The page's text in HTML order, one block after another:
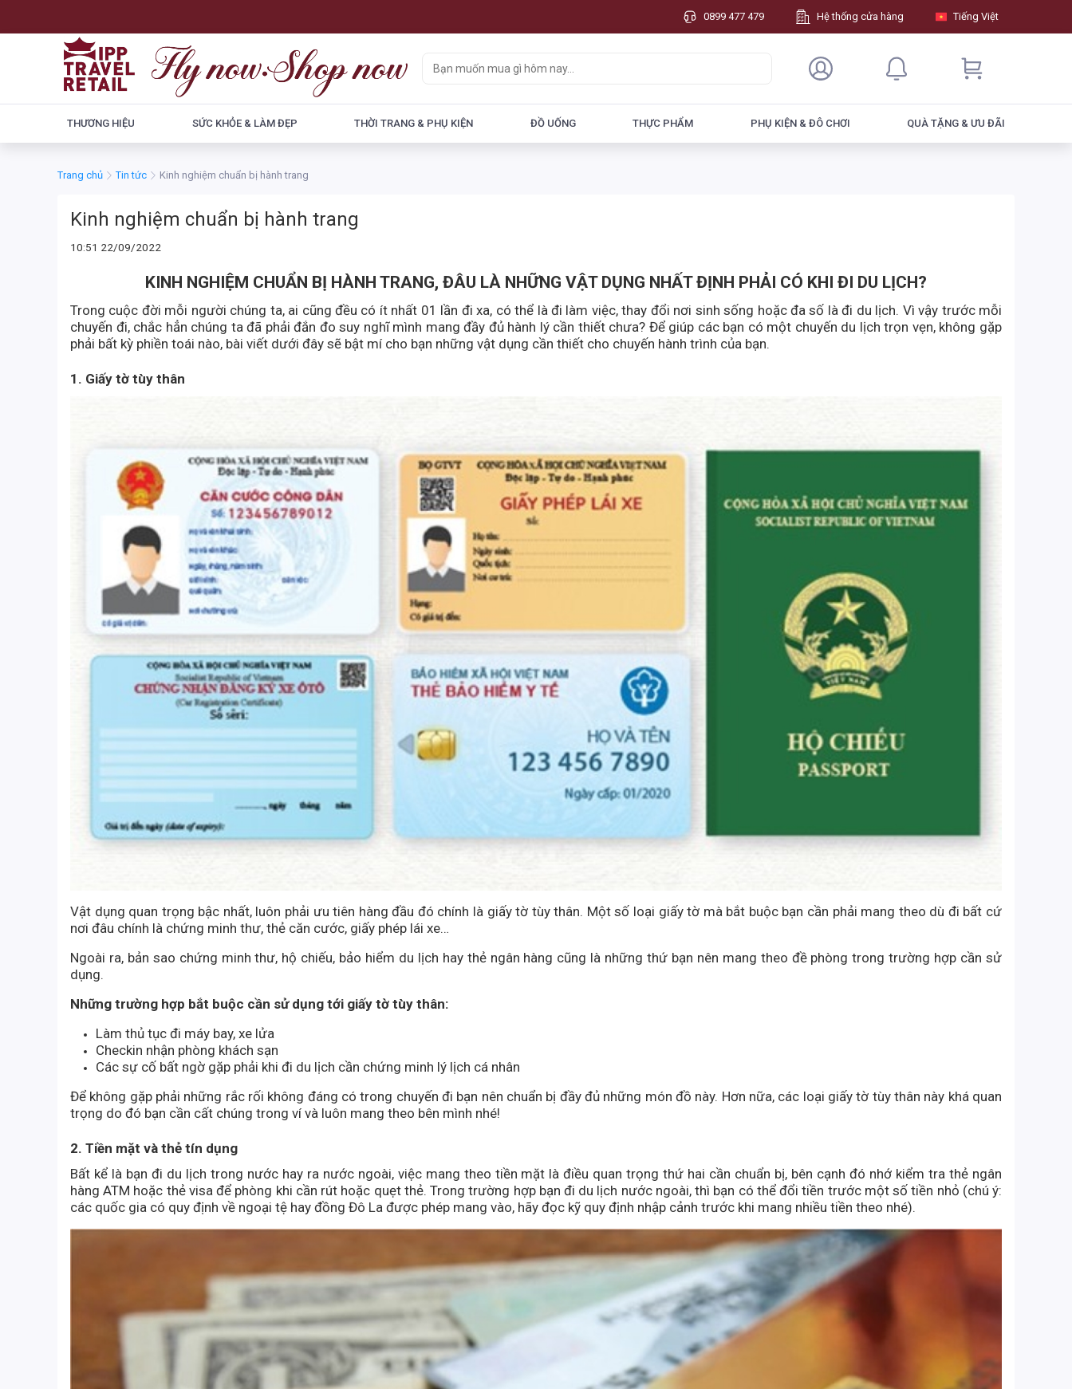
0899 477 479 Hệ thống cửa hàng Tiếng Việt
THƯƠNG HIỆU SỨC KHỎE & LÀM ĐẸP THỜI TRANG & PHỤ KIỆN ĐỒ UỐNG THỰC PHẨM PHỤ KIỆN & ĐÔ CHƠI QUÀ TẶNG & ƯU ĐÃI
Trang chủ Tin tức Kinh nghiệm chuẩn bị hành trang
Kinh nghiệm chuẩn bị hành trang
10:51 22/09/2022
KINH NGHIỆM CHUẨN BỊ HÀNH TRANG, ĐÂU LÀ NHỮNG VẬT DỤNG NHẤT ĐỊNH PHẢI CÓ KHI ĐI DU LỊCH?
Trong cuộc đời mỗi người chúng ta, ai cũng đều có ít nhất 01 lần đi xa, có thể là đi làm việc, thay đổi nơi sinh sống hoặc đa số là đi du lịch. Vì vậy trước mỗi
chuyến đi, chắc hẳn chúng ta đã phải đắn đo suy nghĩ mình mang đầy đủ hành lý cần thiết chưa? Để giúp các bạn có một chuyến du lịch trọn vẹn, không gặp
phải bất kỳ phiền toái nào, bài viết dưới đây sẽ bật mí cho bạn những vật dụng cần thiết cho chuyến hành trình của bạn.
1. Giấy tờ tùy thân
Vật dụng quan trọng bậc nhất, luôn phải ưu tiên hàng đầu đó chính là giấy tờ tùy thân. Một số loại giấy tờ mà bắt buộc bạn cần phải mang theo dù đi bất cứ
nơi đâu chính là chứng minh thư, thẻ căn cước, giấy phép lái xe…
Ngoài ra, bản sao chứng minh thư, hộ chiếu, bảo hiểm du lịch hay thẻ ngân hàng cũng là những thứ bạn nên mang theo đề phòng trong trường hợp cần sử
dụng.
Những trường hợp bắt buộc cần sử dụng tới giấy tờ tùy thân:
Làm thủ tục đi máy bay, xe lửa
Checkin nhận phòng khách sạn
Các sự cố bất ngờ gặp phải khi đi du lịch cần chứng minh lý lịch cá nhân
Để không gặp phải những rắc rối không đáng có trong chuyến đi bạn nên chuẩn bị đầy đủ những món đồ này. Hơn nữa, các loại giấy tờ tùy thân này khá quan
trọng do đó bạn cần cất chúng trong ví và luôn mang theo bên mình nhé!
2. Tiền mặt và thẻ tín dụng
Bất kể là bạn đi du lịch trong nước hay ra nước ngoài, việc mang theo tiền mặt là điều quan trọng thứ hai cần chuẩn bị, bên cạnh đó nhớ kiểm tra thẻ ngân
hàng ATM hoặc thẻ visa để phòng khi cần rút hoặc quẹt thẻ. Trong trường hợp bạn đi du lịch nước ngoài, thì bạn có thể đổi tiền trước một số tiền nhỏ (chú ý:
các quốc gia có quy định về ngoại tệ hay đồng Đô La được phép mang vào, hãy đọc kỹ quy định nhập cảnh trước khi mang nhiều tiền theo nhé).